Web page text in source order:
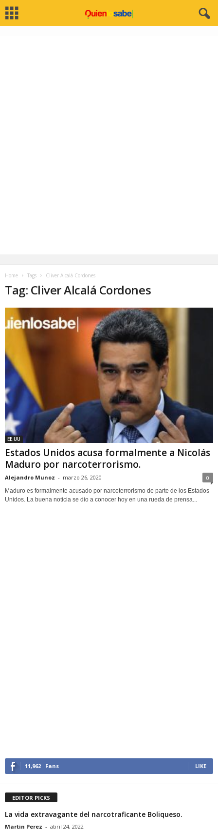
Home Tags Cliver Alcalá Cordones
Tag: Cliver Alcalá Cordones
EE.UU
Estados Unidos acusa formalmente a Nicolás
Maduro por narcoterrorismo.
Alejandro Munoz - marzo 26, 2020 0
Maduro es formalmente acusado por narcoterrorismo de parte de los Estados
Unidos. La buena noticia se dio a conocer hoy en una rueda de prensa...
11,962 Fans LIKE
EDITOR PICKS
La vida extravagante del narcotraficante Boliqueso.
Martin Perez - abril 24, 2022